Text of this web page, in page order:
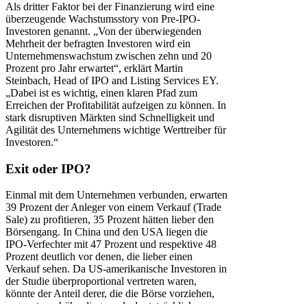
Als dritter Faktor bei der Finanzierung wird eine
überzeugende Wachstumsstory von Pre-IPO-
Investoren genannt. „Von der überwiegenden
Mehrheit der befragten Investoren wird ein
Unternehmenswachstum zwischen zehn und 20
Prozent pro Jahr erwartet“, erklärt Martin
Steinbach, Head of IPO and Listing Services EY.
„Dabei ist es wichtig, einen klaren Pfad zum
Erreichen der Profitabilität aufzeigen zu können. In
stark disruptiven Märkten sind Schnelligkeit und
Agilität des Unternehmens wichtige Werttreiber für
Investoren.“
Exit oder IPO?
Einmal mit dem Unternehmen verbunden, erwarten
39 Prozent der Anleger von einem Verkauf (Trade
Sale) zu profitieren, 35 Prozent hätten lieber den
Börsengang. In China und den USA liegen die
IPO-Verfechter mit 47 Prozent und respektive 48
Prozent deutlich vor denen, die lieber einen
Verkauf sehen. Da US-amerikanische Investoren in
der Studie überproportional vertreten waren,
könnte der Anteil derer, die die Börse vorziehen,